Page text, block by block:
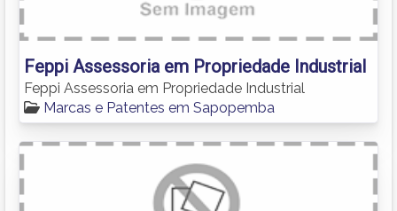
Feppi Assessoria em Propriedade Industrial
Feppi Assessoria em Propriedade Industrial
Marcas e Patentes em Sapopemba